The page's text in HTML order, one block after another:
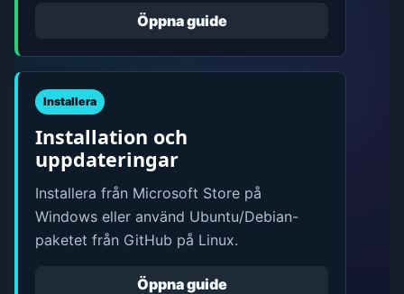
Öppna guide
Installera
Installation och
uppdateringar
Installera från Microsoft Store på
Windows eller använd Ubuntu/Debian-
paketet från GitHub på Linux.
Öppna guide